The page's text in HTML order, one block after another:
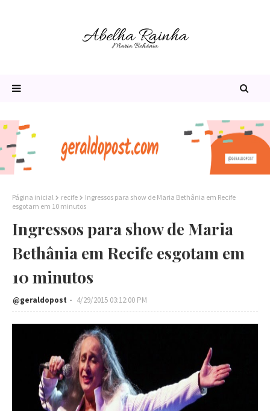
Página inicial recife
Ingressos para show de Maria Bethânia em Recife
esgotam em 10 minutos
Ingressos para show de Maria
Bethânia em Recife esgotam em
10 minutos
@geraldopost 4/29/2015 03:12:00 PM